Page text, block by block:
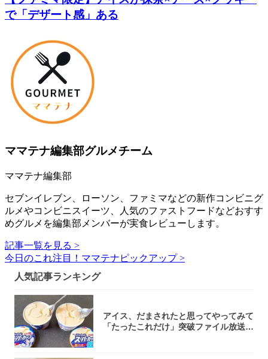
で「デザート感」ある
ママテナ編集部グルメチーム
ママテナ編集部
セブンイレブン、ローソン、ファミマなどの新作コンビニグ
ルメやコンビニスイーツ、人気のファストフードなどおすす
めグルメを編集部メンバーが実食レビューします。
記事一覧を見る >
今日のこれ注目！ママテナピックアップ >
人気記事ランキング
アイス、だまされたと思ってやってみて
「たったこれだけ」突破ファイル放送で